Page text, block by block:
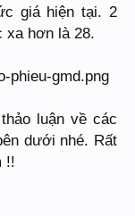
giá hiện tại. 2
xa hơn là 28.
luận về các
dưới nhé. Rất
!!